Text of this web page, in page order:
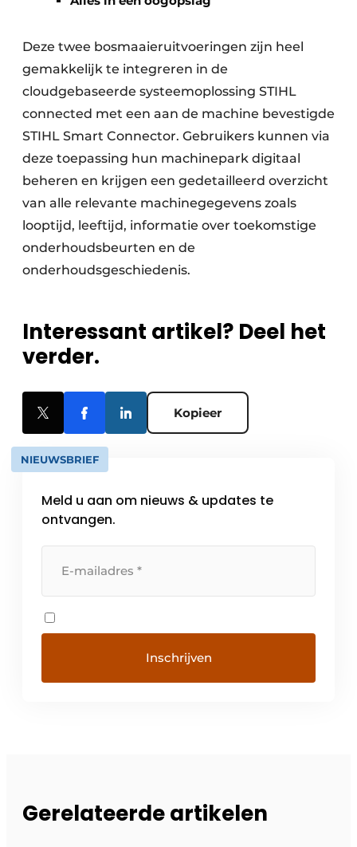
Deze twee bosmaaieruitvoeringen zijn heel
gemakkelijk te integreren in de
cloudgebaseerde systeemoplossing STIHL
connected met een aan de machine bevestigde
STIHL Smart Connector. Gebruikers kunnen via
deze toepassing hun machinepark digitaal
beheren en krijgen een gedetailleerd overzicht
van alle relevante machinegegevens zoals
looptijd, leeftijd, informatie over toekomstige
onderhoudsbeurten en de
onderhoudsgeschiedenis.
Interessant artikel? Deel het
verder.
Kopieer
NIEUWSBRIEF
Meld u aan om nieuws & updates te
ontvangen.
Gerelateerde artikelen